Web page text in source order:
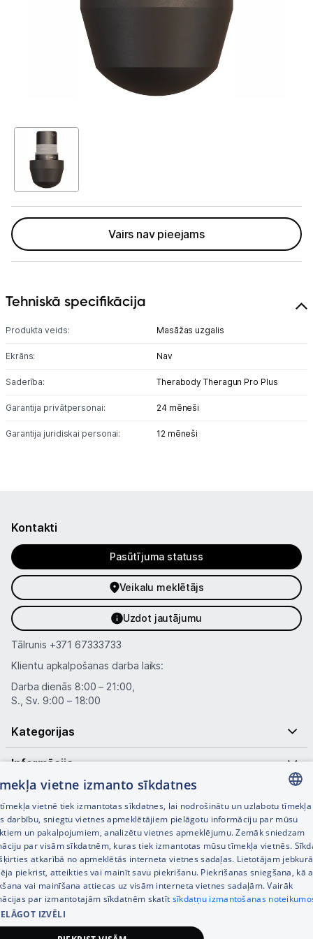
Telefoni, planšetdatori
Viedierīces
Sadzīves tehnika
Ķermeņa kopšana
Elektriskās zobu birstes
Aksesuāri el. zobu birstēm
Sejas kopšanas ierīces
Asinsspiediena mērītāji
Piederumi sportam
Viedpulksteņi
Sporta kameras
Masāžas ierīces
Atpūta
GPS
Ražotāju atjaunota tehnika
Vēlmju saraksts
Blogs
Piegāde un apmaksa
Tehnikas izvešana
Vairs nav pieejams
Tehniskā specifikācija
Produkta veids: Masāžas uzgalis
Ekrāns: Nav
Saderība: Therabody Theragun Pro Plus
Garantija privātpersonai: 24 mēneši
Garantija juridiskai personai: 12 mēneši
Kontakti
Pasūtījuma statuss
Veikalu meklētājs
Uzdot jautājumu
Tālrunis +371 67333733
Klientu apkalpošanas darba laiks:
Darba dienās 8:00 – 21:00,
S., Sv. 9:00 – 18:00
Kategorijas
Informācija
Noderīgas saites
© SIA Tet 2026 -
LATVIAN
RUSSIAN
ENGLISH
vietne izmanto sīkdatnes
vietnē tiek izmantotas sīkdatnes, lai nodrošinātu un uzlabotu tīmekļa
darbību, sniegtu vietnes apmeklētājiem pielāgotu informāciju par mūsu
un pakalpojumiem, analizētu vietnes apmeklējumu. Zemāk sniedzam
par visām sīkdatnēm, kuras tiek izmantotas mūsu tīmekļa vietnēs.
atkarībā no apmeklētās interneta vietnes sadaļas. Lietotājam
piekrist, atteikties vai mainīt savu piekrišanu. Piekrišanas sniegšana, kā
vai mainīšana attiecas uz visām interneta vietnes sadaļām. Vairāk
par izmantotajām sīkdatnēm skatīt sīkdatņu izmantošanas
IZVĒLI